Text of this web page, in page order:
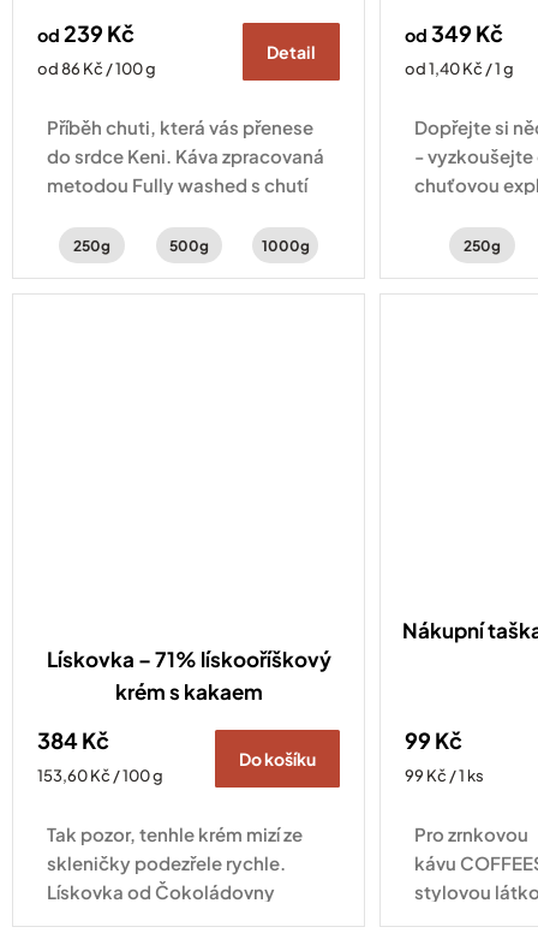
od 239 Kč
Měrná
od 86 Kč / 100 g
Detail
Příběh chuti, která vás přenese
do srdce Keni. Káva zpracovaná
metodou Fully washed s chutí
jasmínu.
250g 500g 1000g
od 349 Kč
Měrná
od 1,40 Kč / 1 g
Dopřejte si
-
chuťovou
pomeranče a
250g
Lískovka – 71% lískooříškový
krém s kakaem
384 Kč
Měrná
153,60 Kč / 100 g
Do košíku
Tak pozor, tenhle krém mizí ze
skleničky podezřele rychle.
Lískovka od Čokoládovny
JANEK obsahuje 71 % pečlivě
Nákupní
99 Kč
Měrná
99 Kč / 1 ks
Pro zrnkovou
kávu
stylovou
logem naší